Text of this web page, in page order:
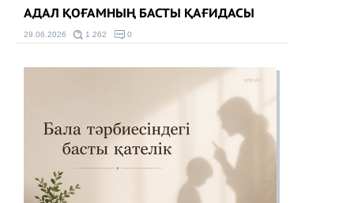
АДАЛ ҚОҒАМНЫҢ БАСТЫ ҚАҒИДАСЫ
29.06.2026 1 262 0